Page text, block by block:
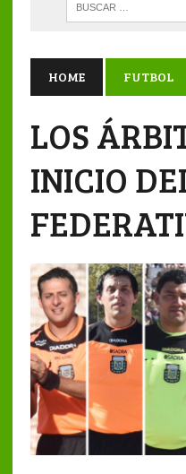
HOME FUTBOL
LOS
INICIO